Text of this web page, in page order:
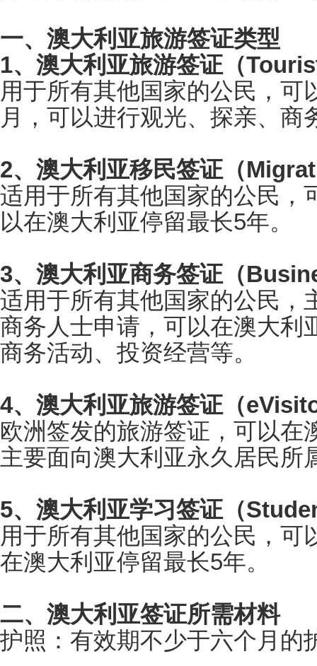
一、澳大利亚旅游签证类型
1、澳大利亚旅游签证（
用于所有其他国家的公民，可
月，可以进行观光、探亲、商
2、澳大利亚移民签证（
适用于所有其他国家的公民，
以在澳大利亚停留最长5年。
3、澳大利亚商务签证（
适用于所有其他国家的公民，
商务人士申请，可以在澳大利
商务活动、投资经营等。
4、澳大利亚旅游签证（
欧洲签发的旅游签证，可以在
主要面向澳大利亚永久居民所
5、澳大利亚学习签证（
用于所有其他国家的公民，可
在澳大利亚停留最长5年。
二、澳大利亚签证所需材料
护照：有效期不少于六个月的